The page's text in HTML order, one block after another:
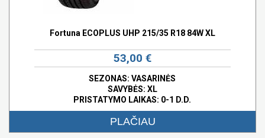
Fortuna ECOPLUS UHP 215/35 R18 84W XL
53,00 €
SEZONAS: VASARINĖS
SAVYBĖS: XL
PRISTATYMO LAIKAS: 0-1 D.D.
PLAČIAU